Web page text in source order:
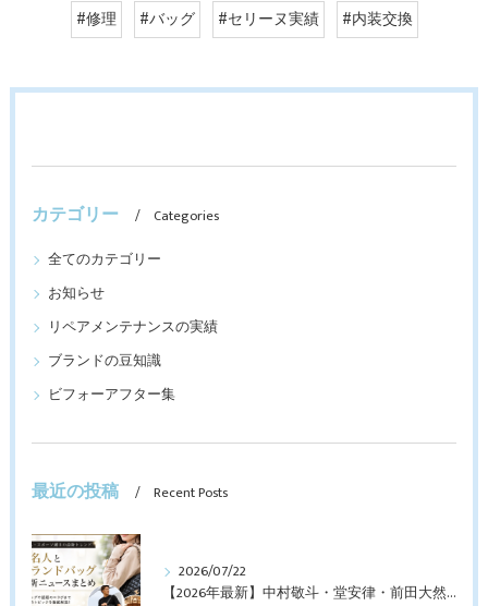
#修理 #バッグ #セリーヌ実績 #内装交換
カテゴリー
Categories
全てのカテゴリー
お知らせ
リペアメンテナンスの実績
ブランドの豆知識
ビフォーアフター集
最近の投稿 Recent Posts
2026/07/22
【2026年最新】中村敬斗・堂安律・前田大然も愛用！日本代表選手が持つブランドバッグとは？修理・メンテナンス方法も解説